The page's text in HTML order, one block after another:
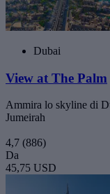
Dubai
View at The Palm
Ammira lo skyline di
Jumeirah
4,7 (886)
Da
45,75 USD